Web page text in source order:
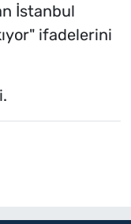
İstanbul
ifadelerini